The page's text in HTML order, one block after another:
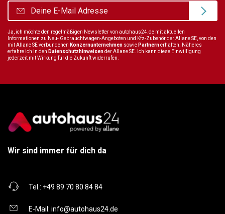
Ja, ich möchte den regelmäßigen Newsletter von autohaus24.de mit aktuellen
Informationen zu Neu- Gebrauchtwagen-Angeboten und Kfz-Zubehör der Allane SE, von den
mit Allane SE verbundenen Konzernunternehmen sowie Partnernerhalten. Näheres
erfahre ich in den Datenschutzhinweisender Allane SE. Ich kann diese Einwilligung
jederzeit mit Wirkung für die Zukunft widerrufen.
Wir sind immer für dich da
Tel.: +49 89 70 80 84 84
E-Mail: info@autohaus24.de